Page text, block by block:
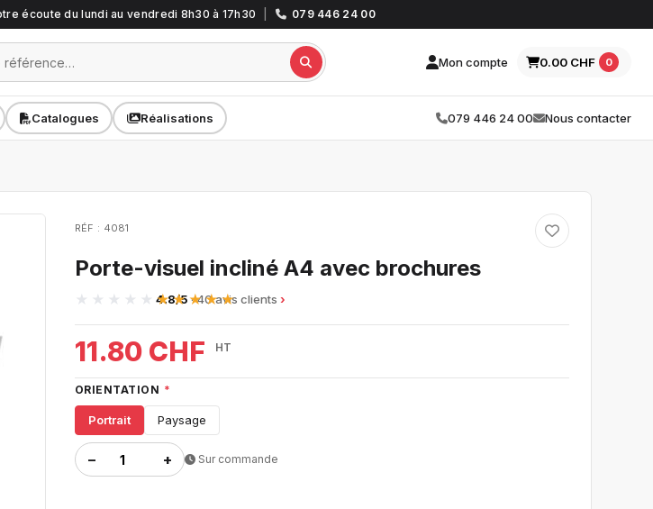
écoute du lundi au vendredi 8h30 à 17h30 079 446 24 00
Mon compte 0.00 CHF 0
Catalogues Réalisations 079 446 24 00 Nous contacter
RÉF : 4081
Porte-visuel incliné A4 avec brochures
4.8/5· 40 avis clients
11.80 CHF HT
ORIENTATION *
Portrait Paysage
− + Sur commande